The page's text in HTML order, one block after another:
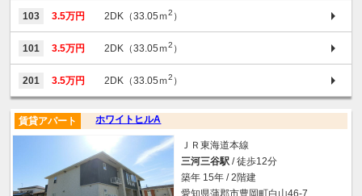
103 3.5万円 2DK（33.05ｍ2 ）
101 3.5万円 2DK（33.05ｍ2 ）
201 3.5万円 2DK（33.05ｍ2 ）
ホワイトヒルA
賃貸アパート
ＪＲ東海道本線
三河三谷駅 / 徒歩12分
築年 15年 / 2階建